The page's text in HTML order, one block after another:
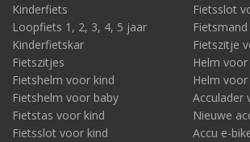
Kinderfiets
Loopfiets 1, 2, 3, 4, 5 jaar
Kinderfietskar
Fietszitjes
Fietshelm voor kind
Fietshelm voor baby
Fietstas voor kind
Fietsslot voor kind
Fietsslot
Fietszitje
Helm voor
Helm
Acculader
Nieuwe
Accu e-